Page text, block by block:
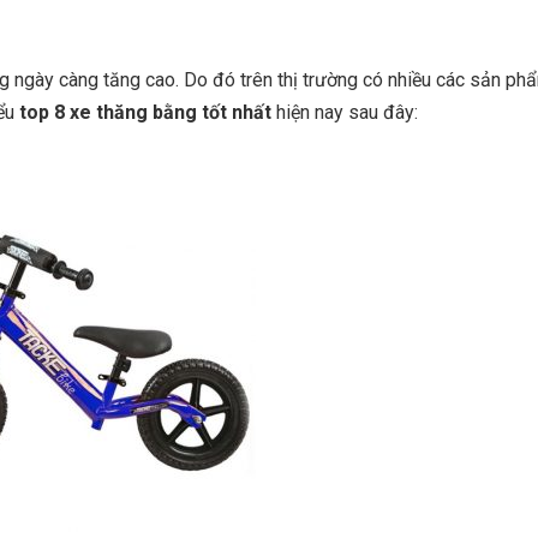
ngày càng tăng cao. Do đó trên thị trường có nhiều các sản
top 8 xe thăng bằng tốt nhất hiện nay sau đây: